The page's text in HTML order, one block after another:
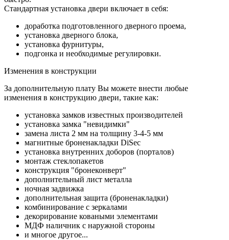
Стандартная установка двери включает в себя:
доработка подготовленного дверного проема,
установка дверного блока,
установка фурнитуры,
подгонка и необходимые регулировки.
Изменения в конструкции
За дополнительную плату Вы можете внести любые
изменения в конструкцию двери, такие как:
установка замков известных производителей
установка замка "невидимки"
замена листа 2 мм на толщину 3-4-5 мм
магнитные броненакладки DiSec
установка внутренних доборов (порталов)
монтаж стеклопакетов
конструкция "бронеконверт"
дополнительный лист металла
ночная задвижка
дополнительная защита (броненакладки)
комбинирование с зеркалами
декорирование коваными элементами
МДФ наличник с наружной стороны
и многое другое...